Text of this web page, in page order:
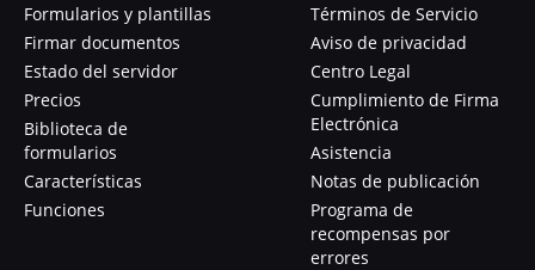
Formularios y plantillas
Firmar documentos
Estado del servidor
Precios
Biblioteca de
formularios
Características
Funciones
Términos de Servicio
Aviso de privacidad
Centro Legal
Cumplimiento de Firma
Electrónica
Asistencia
Notas de publicación
Programa de
recompensas por
errores